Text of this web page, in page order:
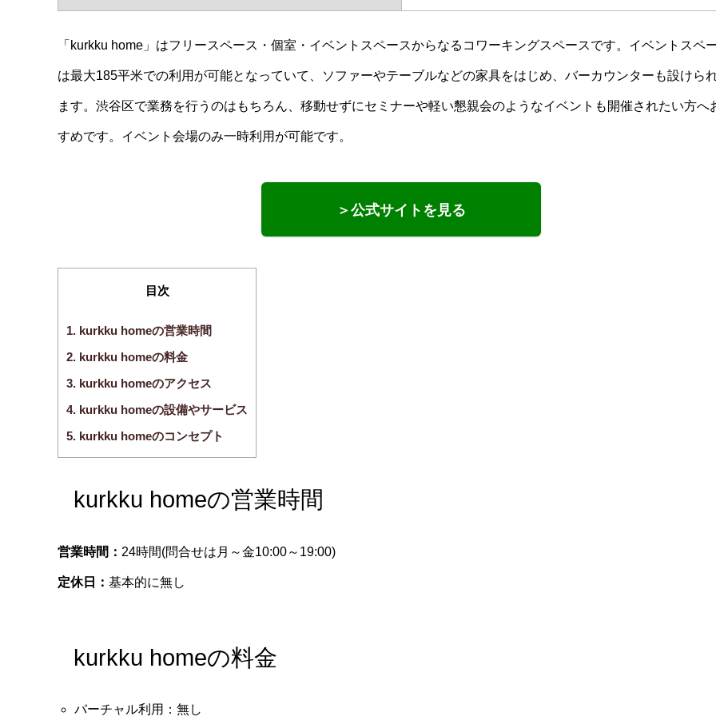
「kurkku home」はフリースペース・個室・イベントスペースからなるコワーキングスペースです。イベントスペ
は最大185平米での利用が可能となっていて、ソファーやテーブルなどの家具をはじめ、バーカウンターも設けら
ます。渋谷区で業務を行うのはもちろん、移動せずにセミナーや軽い懇親会のようなイベントも開催されたい方へ
すめです。イベント会場のみ一時利用が可能です。
＞公式サイトを見る
目次
1. kurkku homeの営業時間
2. kurkku homeの料金
3. kurkku homeのアクセス
4. kurkku homeの設備やサービス
5. kurkku homeのコンセプト
kurkku homeの営業時間
営業時間： 24時間(問合せは月～金10:00～19:00)
定休日： 基本的に無し
kurkku homeの料金
バーチャル利用：無し